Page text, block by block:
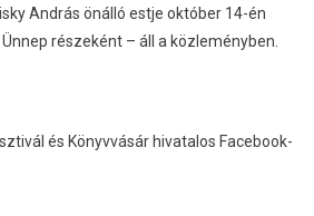
András önálló estje október 14-én
részeként – áll a közleményben.
és Könyvvásár hivatalos Facebook-